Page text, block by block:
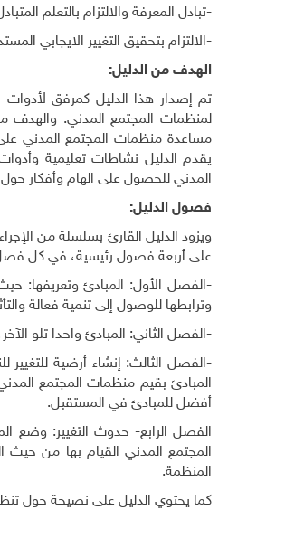
-تبادل المعرفة والالتزام بالتعلم
-الالتزام بتحقيق التغيير الايجابي
الهدف من الدليل:
تم إصدار هذا الدليل كمرفق
لمنظمات المجتمع المدني. والهدف
مساعدة منظمات المجتمع المدني
يقدم الدليل نشاطات تعليمية
المدني للحصول على الهام وأفكار حول
فصول الدليل:
ويزود الدليل القارئ بسلسلة من
على أربعة فصول رئيسية، في كل
-الفصل الأول: المبادئ وتعريفها:
وترابطها للوصول إلى تنمية فعالة
-الفصل الثاني: المبادئ واحدا تلو
-الفصل الثالث: إنشاء أرضية
المبادئ بقيم منظمات المجتمع
أفضل للمبادئ في المستقبل.
الفصل الرابع- حدوث التغيير: وضع
المجتمع المدني القيام بها من
المنظمة.
كما يحتوي الدليل على نصيحة حول